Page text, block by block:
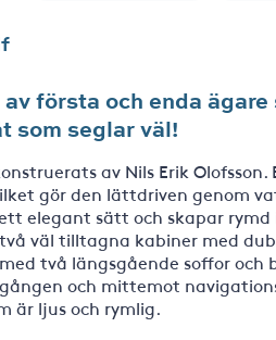
första och enda
som seglar väl!
av Nils Erik Olofsson.
gör den lättdriven genom
elegant sätt och skapar
väl tilltagna kabiner med
två längsgående soffor och
och mittemot
är ljus och rymlig.